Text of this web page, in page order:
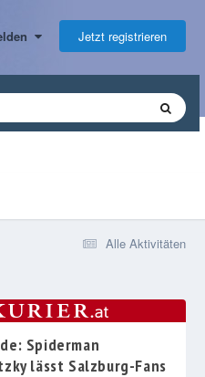
Jetzt registrieren
Alle Aktivitäten
Spiderman
lässt Salzburg-Fans